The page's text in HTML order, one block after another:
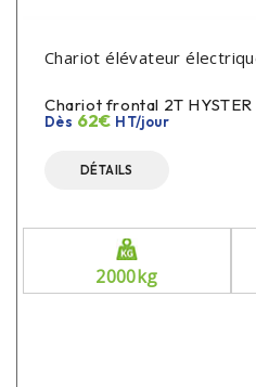
Chariot élévateur
Chariot frontal 2T HYSTER
Dès 62€ HT/jour
DÉTAILS
2000kg